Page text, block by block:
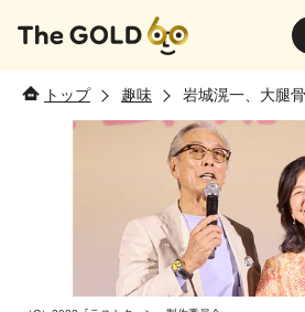
トップ 趣味 岩城滉一、大腿